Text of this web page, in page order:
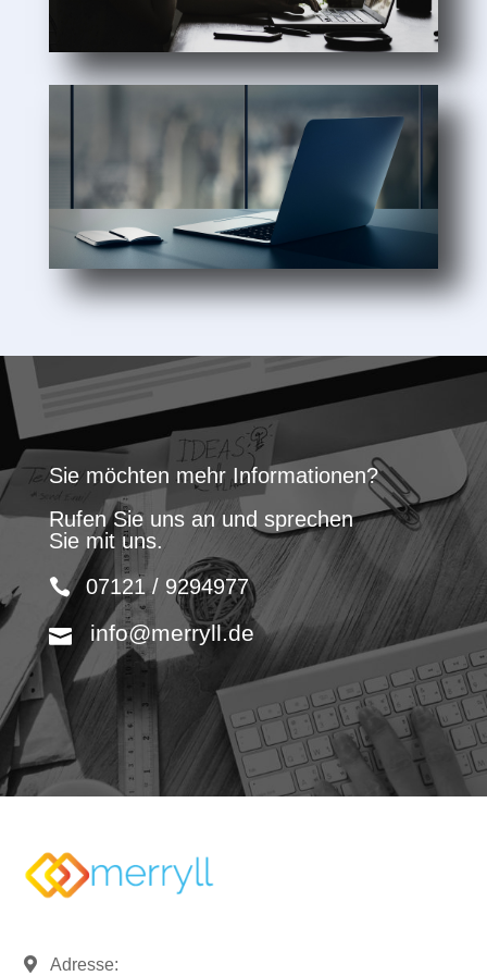
Sie möchten mehr Informationen?
Rufen Sie uns an und sprechen
Sie mit uns.
07121 / 9294977
info@merryll.de
Adresse: